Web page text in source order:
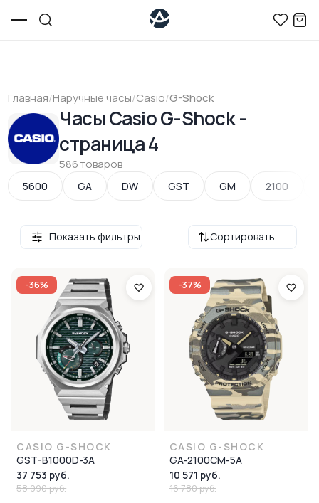
Главная/Наручные часы/Casio/G-Shock
Часы Casio G-Shock -
страница 4
586 товаров
5600 GA DW GST GM 2100
Сортировать
Показать фильтры
-36%
CASIO G-SHOCK
GST-B1000D-3A
37 753 руб.
58 990 руб.
-37%
CASIO G-SHOCK
GA-2100CM-5A
10 571 руб.
16 780 руб.